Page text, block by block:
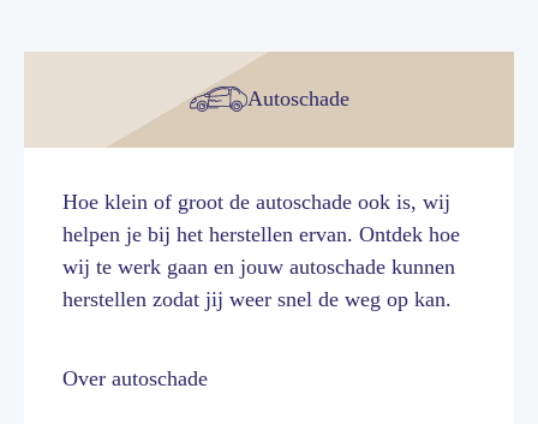
Autoschade
Hoe klein of groot de autoschade ook is, wij
helpen je bij het herstellen ervan. Ontdek hoe
wij te werk gaan en jouw autoschade kunnen
herstellen zodat jij weer snel de weg op kan.
Over autoschade